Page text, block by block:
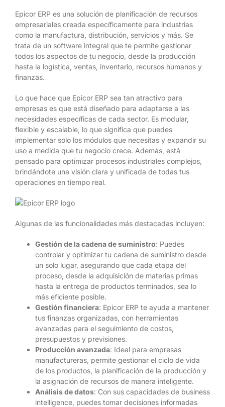
Epicor ERP es una solución de planificación de recursos
empresariales creada específicamente para industrias
como la manufactura, distribución, servicios y más. Se
trata de un software integral que te permite gestionar
todos los aspectos de tu negocio, desde la producción
hasta la logística, ventas, inventario, recursos humanos y
finanzas.
Lo que hace que Epicor ERP sea tan atractivo para
empresas es que está diseñado para adaptarse a las
necesidades específicas de cada sector. Es modular,
flexible y escalable, lo que significa que puedes
implementar solo los módulos que necesitas y expandir su
uso a medida que tu negocio crece. Además, está
pensado para optimizar procesos industriales complejos,
brindándote una visión clara y unificada de todas tus
operaciones en tiempo real.
Algunas de las funcionalidades más destacadas incluyen:
Gestión de la cadena de suministro: Puedes
controlar y optimizar tu cadena de suministro desde
un solo lugar, asegurando que cada etapa del
proceso, desde la adquisición de materias primas
hasta la entrega de productos terminados, sea lo
más eficiente posible.
Gestión financiera: Epicor ERP te ayuda a mantener
tus finanzas organizadas, con herramientas
avanzadas para el seguimiento de costos,
presupuestos y previsiones.
Producción avanzada: Ideal para empresas
manufactureras, permite gestionar el ciclo de vida
de los productos, la planificación de la producción y
la asignación de recursos de manera inteligente.
Análisis de datos: Con sus capacidades de business
intelligence, puedes tomar decisiones informadas